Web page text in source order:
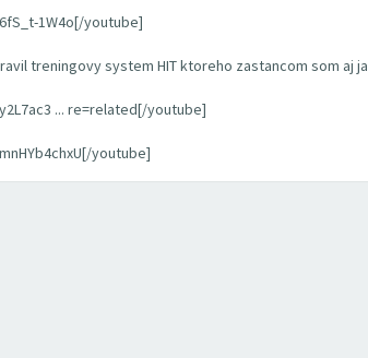
1W4o[/youtube]
treningovy system HIT ktoreho zastancom som aj ja
... re=related[/youtube]
youtube]